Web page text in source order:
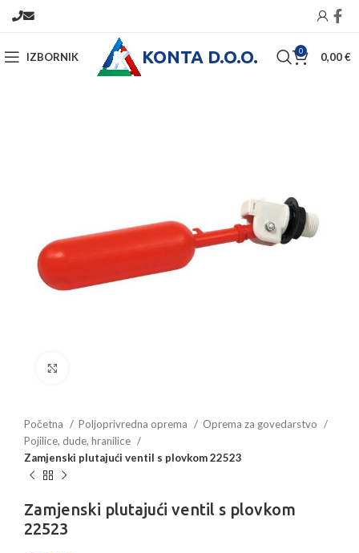
IZBORNIK KONTA D.O.O. 0 0,00€
Početna Poljoprivredna oprema
Oprema za govedarstvo
Pojilice, dude, hranilice
Zamjenski plutajući ventil s plovkom 22523
Zamjenski plutajući ventil s plovkom
22523